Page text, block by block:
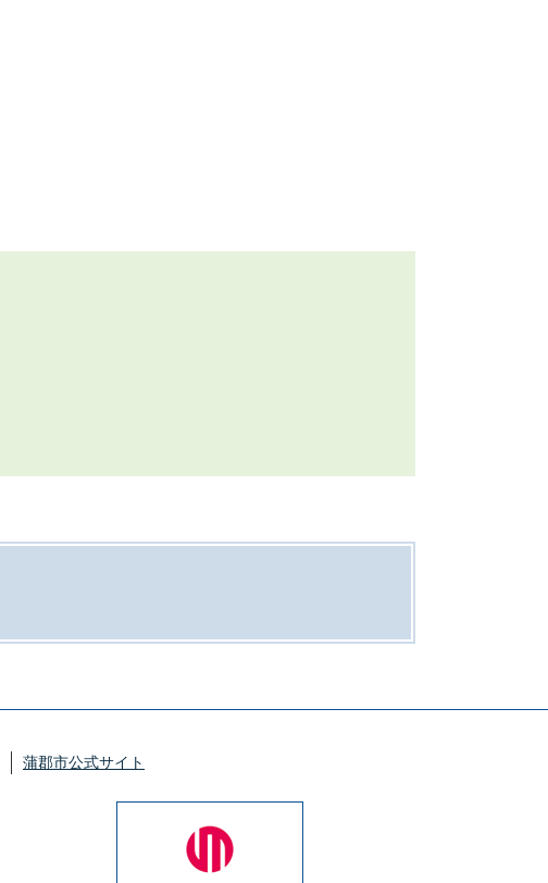
蒲郡市公式サイト